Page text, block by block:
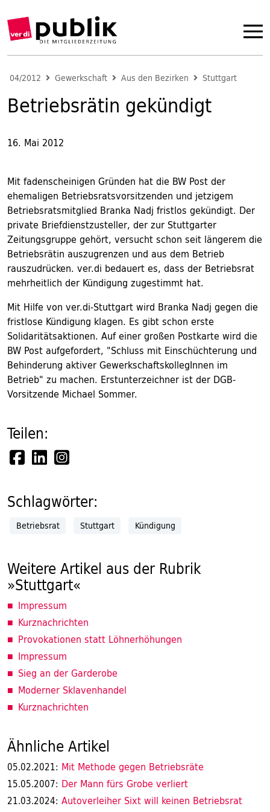
04/2012 Gewerkschaft Aus den Bezirken Stuttgart
Betriebsrätin gekündigt
16. Mai 2012
Mit fadenscheinigen Gründen hat die BW Post der
ehemaligen Betriebsratsvorsitzenden und jetzigem
Betriebsratsmitglied Branka Nadj fristlos gekündigt. Der
private Briefdienstzusteller, der zur Stuttgarter
Zeitungsgruppe gehört, versucht schon seit längerem die
Betriebsrätin auszugrenzen und aus dem Betrieb
rauszudrücken. ver.di bedauert es, dass der Betriebsrat
mehrheitlich der Kündigung zugestimmt hat.
Mit Hilfe von ver.di-Stuttgart wird Branka Nadj gegen die
fristlose Kündigung klagen. Es gibt schon erste
Solidaritätsaktionen. Auf einer großen Postkarte wird die
BW Post aufgefordert, "Schluss mit Einschüchterung und
Behinderung aktiver GewerkschaftskollegInnen im
Betrieb" zu machen. Erstunterzeichner ist der DGB-
Vorsitzende Michael Sommer.
Teilen:
Schlagwörter:
Betriebsrat Stuttgart Kündigung
Weitere Artikel aus der Rubrik
»Stuttgart«
Impressum
Kurznachrichten
Provokationen statt Löhnerhöhungen
Impressum
Sieg an der Garderobe
Moderner Sklavenhandel
Kurznachrichten
Ähnliche Artikel
05.02.2021: Mit Methode gegen Betriebsräte
15.05.2007: Der Mann fürs Grobe verliert
21.03.2024: Autoverleiher Sixt will keinen Betriebsrat